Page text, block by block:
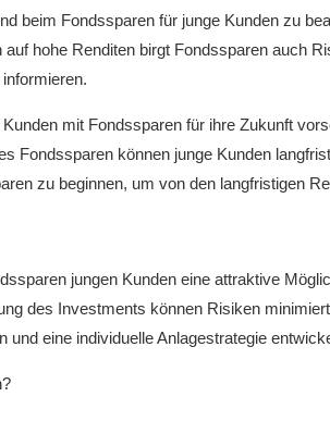
beim Fondssparen für junge Kunden‌ zu
hohe Renditen birgt Fondssparen auch
mit Fondssparen für ihre Zukunft
Fondssparen ⁣können ​junge Kunden
‌zu beginnen, um von den langfristigen
jungen Kunden⁤ eine attraktive
des ⁣Investments können Risiken
und eine ⁢individuelle Anlagestrategie